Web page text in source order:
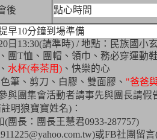
後 點心時間
早10分鐘到場準備
日 13:30(請準時)/地點：民族國小
團T恤、團帽、領巾、務必穿運動
水杯(奉茶用)、快樂的心
筆、剪刀、白膠、雙面膠、 "爸爸
與團集會活動者請事先與團長請假
明狼寶寶姓名)：
(團長：團長王慧君0933-287757)
或FB社團留言